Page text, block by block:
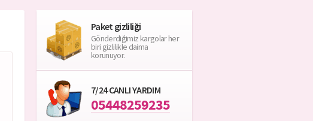
Paket gizliliği
Gönderdiğimiz kargolar her
biri gizlilikle daima
korunuyor.
7/24 CANLI YARDIM
05448259235